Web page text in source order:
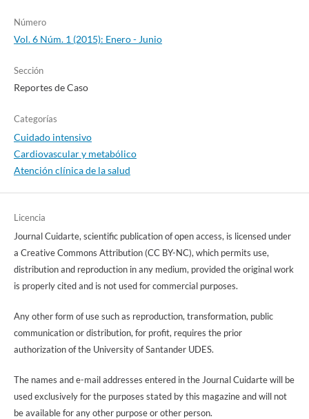
Número
Vol. 6 Núm. 1 (2015): Enero - Junio
Sección
Reportes de Caso
Categorías
Cuidado intensivo
Cardiovascular y metabólico
Atención clínica de la salud
Licencia
Journal Cuidarte, scientific publication of open access, is licensed under
a Creative Commons Attribution (CC BY-NC), which permits use,
distribution and reproduction in any medium, provided the original work
is properly cited and is not used for commercial purposes.
Any other form of use such as reproduction, transformation, public
communication or distribution, for profit, requires the prior
authorization of the University of Santander UDES.
The names and e-mail addresses entered in the Journal Cuidarte will be
used exclusively for the purposes stated by this magazine and will not
be available for any other purpose or other person.